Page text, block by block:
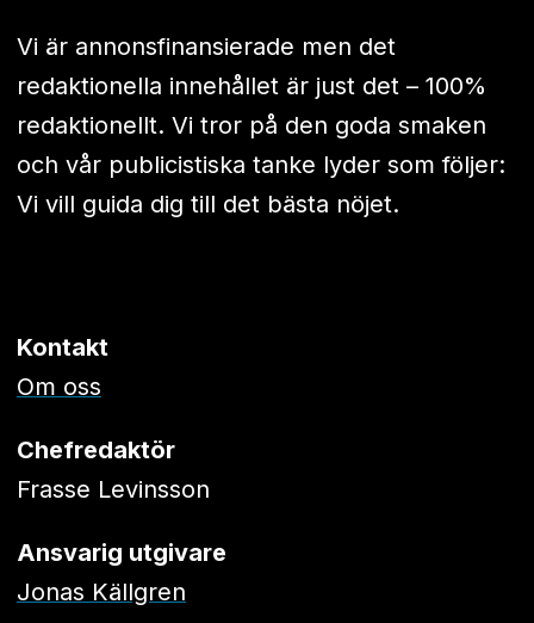
Vi är annonsfinansierade men det
redaktionella innehållet är just det – 100%
redaktionellt. Vi tror på den goda smaken
och vår publicistiska tanke lyder som följer:
Vi vill guida dig till det bästa nöjet.
Kontakt
Om oss
Chefredaktör
Frasse Levinsson
Ansvarig utgivare
Jonas Källgren